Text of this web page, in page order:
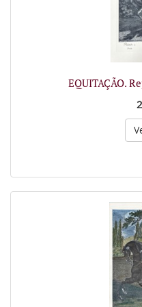
EQUITAÇÃO.